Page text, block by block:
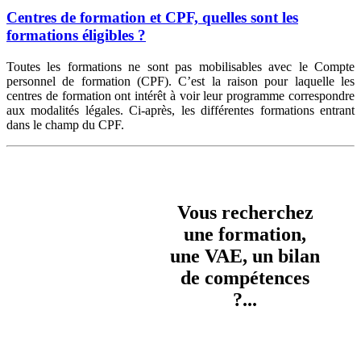
Centres de formation et CPF, quelles sont les
formations éligibles ?
Toutes les formations ne sont pas mobilisables avec le Compte
personnel de formation (CPF). C’est la raison pour laquelle les
centres de formation ont intérêt à voir leur programme correspondre
aux modalités légales. Ci-après, les différentes formations entrant
dans le champ du CPF.
Vous recherchez
une formation,
une VAE, un bilan
de compétences
?...